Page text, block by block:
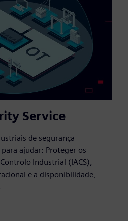
Service
de segurança
ajudar: Proteger os
Industrial (IACS),
e a disponibilidade,